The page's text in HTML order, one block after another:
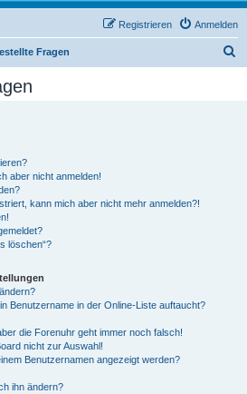
Anmelden
Registrieren
Fragen
aber nicht anmelden!
kann mich aber nicht mehr anmelden?!
löschen“?
Benutzername in der Online-Liste auftaucht?
die Forenuhr geht immer noch falsch!
nicht zur Auswahl!
Benutzernamen angezeigt werden?
ihn ändern?